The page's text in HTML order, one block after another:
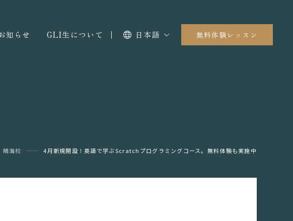
知らせ GLI生について 日本語 無料体験レッスン
晴海校 4月新規開設！英語で学ぶScratchプログラミングコース。無料体験も実施中